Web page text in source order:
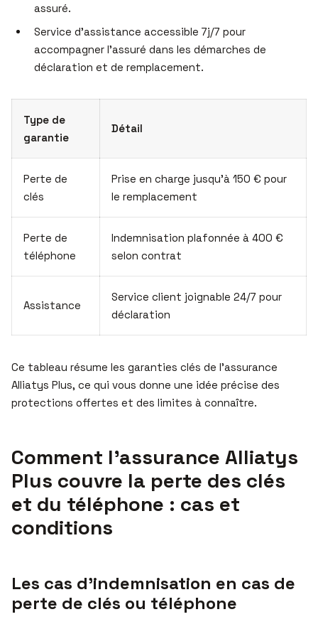
assuré.
Service d’assistance accessible 7j/7 pour
accompagner l’assuré dans les démarches de
déclaration et de remplacement.
Type de
garantie
Détail
Perte de
clés
Prise en charge jusqu’à 150 € pour
le remplacement
Perte de
téléphone
Indemnisation plafonnée à 400 €
selon contrat
Assistance
Service client joignable 24/7 pour
déclaration
Ce tableau résume les garanties clés de l’assurance
Alliatys Plus, ce qui vous donne une idée précise des
protections offertes et des limites à connaître.
Comment l’assurance Alliatys
Plus couvre la perte des clés
et du téléphone : cas et
conditions
Les cas d’indemnisation en cas de
perte de clés ou téléphone